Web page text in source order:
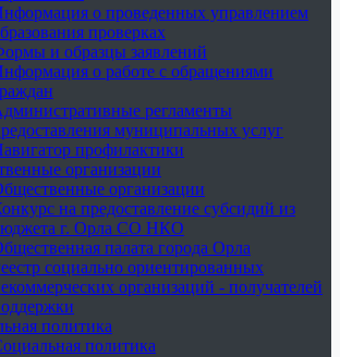
о проведенных управлением
проверках
и образцы заявлений
о работе с обращениями
регламенты
муниципальных услуг
профилактики
организации
организации
на предоставление субсидий из
г. Орла СО НКО
палата города Орла
социально ориентированных
организаций - получателей
политика
политика